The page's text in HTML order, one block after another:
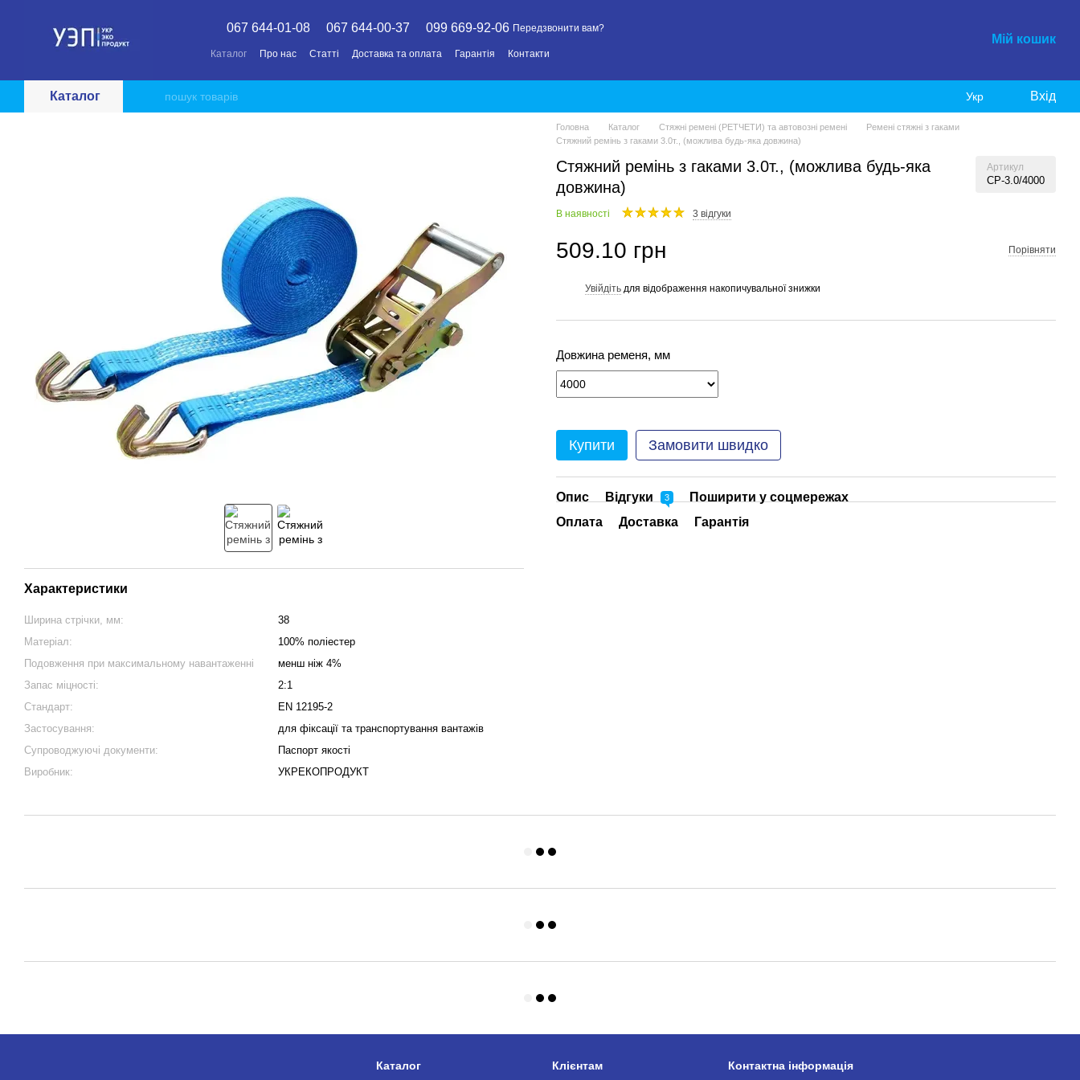
067 644-01-08 067 644-00-37 099 669-92-06 Передзвонити вам?
Каталог Про нас Статті Доставка та оплата Гарантія Контакти
Мій кошик
Каталог Укр Вхід
Характеристики
Ширина стрічки, мм:
38
Матеріал:
100% поліестер
Подовження при максимальному навантаженні
менш ніж 4%
Запас міцності:
2:1
Стандарт:
EN 12195-2
Застосування:
для фіксації та транспортування вантажів
Супроводжуючі документи:
Паспорт якості
Виробник:
УКРЕКОПРОДУКТ
Головна Каталог Стяжні ремені (РЕТЧЕТИ) та автовозні ремені
Ремені стяжні з гаками
Стяжний ремінь з гаками 3.0т., (можлива будь-яка довжина)
Стяжний ремінь з гаками 3.0т., (можлива будь-яка
довжина)
Артикул
СР-3.0/4000
В наявності 3 відгуки
509.10 грн Порівняти
Увійдіть для відображення накопичувальної знижки
Довжина ременя, мм
Купити Замовити швидко
Опис Відгуки 3
Поширити у соцмережах
Оплата
Доставка Гарантія
Каталог Клієнтам Контактна інформація